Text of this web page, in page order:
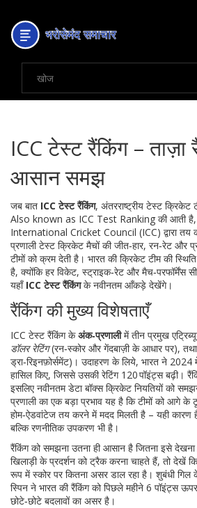
ICC टेस्ट रैंकिंग –
आसान समझ
जब बात ICC टेस्ट रैंकिंग, अंतरराष्ट्रीय टेस्ट क्रिकेट
Also known as ICC Test Ranking की आती
International Cricket Council (ICC) द्वारा
प्रणालीटेस्ट क्रिकेट मैचों की जीत‑हार, रन‑रेट और
टीमों को क्रम देती है। भारत कीक्रिकेट टीमकी
है, क्योंकि हर विकेट, स्ट्राइक‑रेट और मैच‑परफॉर्मेंस
यहाँ ICC टेस्ट रैंकिंगके नवीनतम आँकड़े देखेंगे।
रैंकिंग की मुख्य विशेषताएँ
ICC टेस्ट रैंकिंग केअंक‑प्रणालीमें तीन प्रमुख
डॉलर रेटिंग(रन‑स्कोर और गेंदबाज़ी के आधार पर), तथा
ड्रा‑रिइनफ़ोर्समेंट)। उदाहरण के लिये, भारत ने
हासिल किए, जिससे उसकी रेटिंग 120 पॉइंट्स बढ़ी।
इसलिए नवीनतम डेटा बॉक्स क्रिकेट नियतियों को
प्रणाली का एक बड़ा प्रभाव यह है कि टीमों को आगे
होम‑ऐडवांटेज तय करने में मदद मिलती है – यही
बल्कि रणनीतिक उपकरण भी है।
रैंकिंग को समझना उतना ही आसान है जितना इसे
खिलाड़ी के प्रदर्शन को ट्रैक करना चाहते हैं, तो देखें
रूप में स्कोर पर कितना असर डाल रहा है। शुबंधी
स्पिन ने भारत की रैंकिंग को पिछले महीने 6 पॉइंट्स
छोटे‑छोटे बदलावों का असर है।